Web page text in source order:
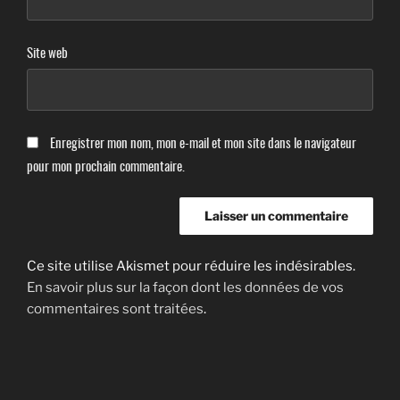
Site web
Enregistrer mon nom, mon e-mail et mon site dans le navigateur
pour mon prochain commentaire.
Ce site utilise Akismet pour réduire les indésirables.
En savoir plus sur la façon dont les données de vos
commentaires sont traitées.